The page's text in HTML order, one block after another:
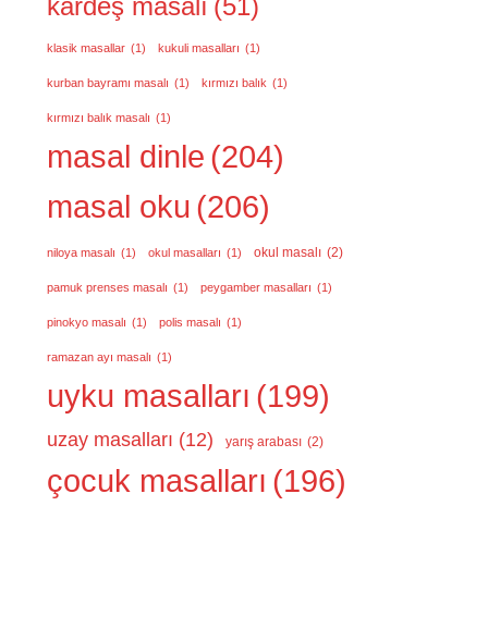
kardeş masalı (51)
klasik masallar (1) kukuli masalları (1)
kurban bayramı masalı (1) kırmızı balık (1)
kırmızı balık masalı (1)
masal dinle (204)
masal oku (206)
niloya masalı (1) okul masalları (1) okul masalı (2)
pamuk prenses masalı (1) peygamber masalları (1)
pinokyo masalı (1) polis masalı (1)
ramazan ayı masalı (1)
uyku masalları (199)
uzay masalları (12) yarış arabası (2)
çocuk masalları (196)